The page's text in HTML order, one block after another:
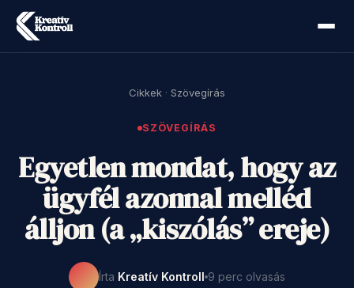
Cikkek · Szövegírás
SZÖVEGÍRÁS
Egyetlen mondat, hogy az
ügyfél azonnal melléd
álljon (a „kiszólás” ereje)
Írta Kreatív Kontroll 9 perc olvasás